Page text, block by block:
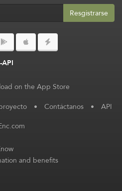
Resgistrarse
• Contáctanos • API
and benefits